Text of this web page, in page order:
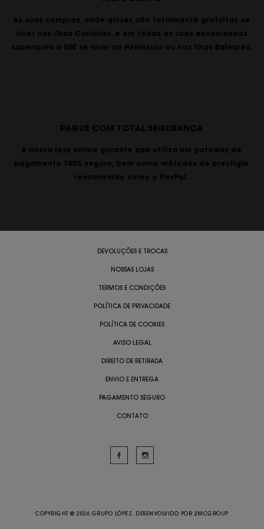
As suas compras, onde quiser, são totalmente gratuitas se
viver nas Ilhas Canárias, e em todas as suas encomendas
superiores a 50€ se viver na Península ou nas Ilhas Baleares.
PAGUE COM TOTAL SEGURANÇA
A nossa loja online garante que utiliza um gateway de
pagamento 100% seguro, bem como métodos de prestígio
reconhecido como o PayPal.
DEVOLUÇÕES E TROCAS
NOSSAS LOJAS
TERMOS E CONDIÇÕES
POLÍTICA DE PRIVACIDADE
POLÍTICA DE COOKIES
AVISO LEGAL
DIREITO DE RETIRADA
ENVIO E ENTREGA
PAGAMENTO SEGURO
CONTATO
COPYRIGHT @ 2026 GRUPO LÓPEZ. DESENVOLVIDO POR 2MCGROUP